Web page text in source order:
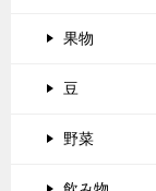
果物
豆
野菜